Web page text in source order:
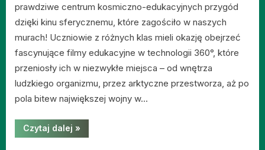
prawdziwe centrum kosmiczno-edukacyjnych przygód
dzięki kinu sferycznemu, które zagościło w naszych
murach! Uczniowie z różnych klas mieli okazję obejrzeć
fascynujące filmy edukacyjne w technologii 360°, które
przeniosły ich w niezwykłe miejsca – od wnętrza
ludzkiego organizmu, przez arktyczne przestworza, aż po
pola bitew największej wojny w…
Czytaj dalej “Kino
sferyczne
»